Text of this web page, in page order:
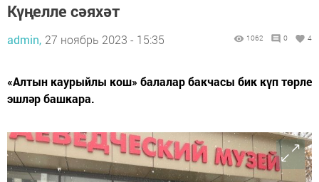
Күңелле сәяхәт
admin, 27 ноябрь 2023 - 15:35 1062 0 4
«Алтын каурыйлы кош» балалар бакчасы бик күп төрле
эшләр башкара.